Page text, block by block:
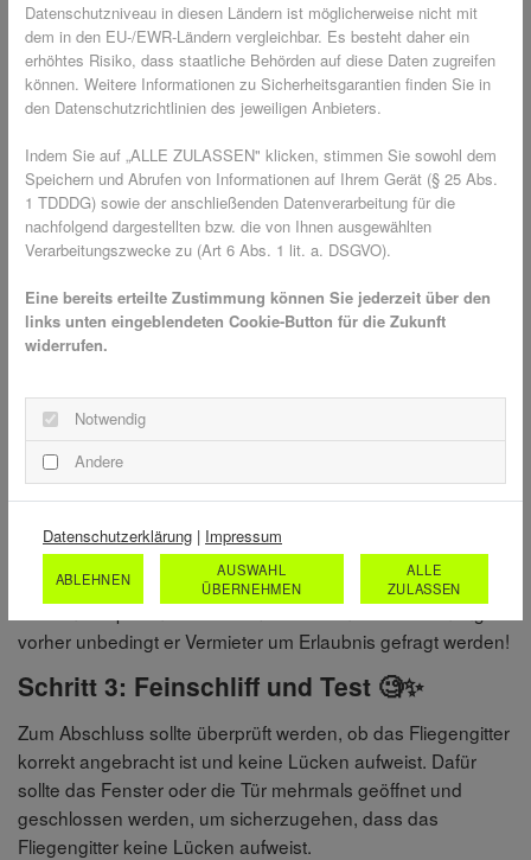
anbringen 🧽🔩
Damit der Fensterrahmen das Fliegengitter gut hält, sollte er
gründlich gereinigt werden. Auch eventuelle Klebrückstände
Spannrahmen mit Klemmhaken oder Federstiften gewählt
werden. Fliegengitter Klemmrahmen verfügen über
Metalleinhängehaken (sog. Winkellaschen) und sind in
verschiedenen Größen, Varianten und Systemen erhältlich.
keine Bohrungen nötig. Dadurch eignen sie sich besonders
gut für Mietwohnungen. Falls der Spannrahmen im Winter
nicht gebraucht wird, kann er einfach abgehängt und
Spannrahmen mit Federstiften sind ebenfalls einfach zu
handhaben. Häufig werden diese Stifte bei Holzfenstern
verwendet und setzen sich in stilvolle Edelstahlhülsen.
Sobald sie in den Fensterrahmen eingelassen sind, hält der
Rahmen perfekt. Wie auch bei den Einhängesystemen lässt
sich der Rahmen schnell und einfach aushängen. Der
einzige Nachteil: die Bohrungen hinterlassen natürlich
bleibende Spuren. Deshalb muss bei einer Mietwohnung
vorher unbedingt er Vermieter um Erlaubnis gefragt werden!
Schritt 3: Feinschliff und Test 🧐✨
Zum Abschluss sollte überprüft werden, ob das Fliegengitter
korrekt angebracht ist und keine Lücken aufweist. Dafür
sollte das Fenster oder die Tür mehrmals geöffnet und
geschlossen werden, um sicherzugehen, dass das
Fliegengitter keine Lücken aufweist.
Datenschutzniveau in diesen Ländern ist möglicherweise nicht mit
dem in den EU-/EWR-Ländern vergleichbar. Es besteht daher ein
erhöhtes Risiko, dass staatliche Behörden auf diese Daten zugreifen
können. Weitere Informationen zu Sicherheitsgarantien finden Sie in
den Datenschutzrichtlinien des jeweiligen Anbieters.
Indem Sie auf „ALLE ZULASSEN" klicken, stimmen Sie sowohl dem
Speichern und Abrufen von Informationen auf Ihrem Gerät (§ 25 Abs.
1 TDDDG) sowie der anschließenden Datenverarbeitung für die
nachfolgend dargestellten bzw. die von Ihnen ausgewählten
Verarbeitungszwecke zu (Art 6 Abs. 1 lit. a. DSGVO).
Eine bereits erteilte Zustimmung können Sie jederzeit über den
links unten eingeblendeten Cookie-Button für die Zukunft
widerrufen.
Notwendig
Andere
Datenschutzerklärung | Impressum
ABLEHNEN
AUSWAHL
ÜBERNEHMEN
ALLE
ZULASSEN